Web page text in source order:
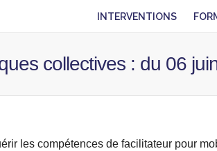
INTERVENTIONS
collectives : du 06
les compétences de facilitateur pour